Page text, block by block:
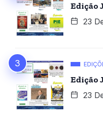
Edição
23
Edição
23